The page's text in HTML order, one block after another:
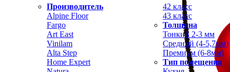
Производитель
Alpine Floor
Fargo
Art East
Vinilam
Alta Step
Home Expert
42 класс
43 класс
Толщина
Тонкий 2-3 мм
Средний (4-5,7мм)
Премиум (6-8мм)
Тип помещения